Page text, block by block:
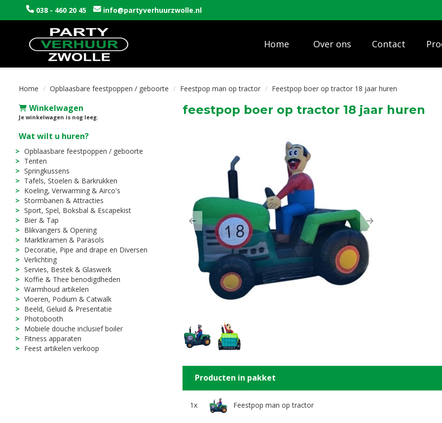
038 - 460 20 45 info@partyverhuurzwolle.nl
Home Over ons Contact
Home Opblaasbare feestpoppen / geboorte Feestpop man op tractor Feestpop boer op tractor 18 jaar huren
Winkelwagen
Je winkelwagen is nog leeg.
Wat wilt u huren?
Opblaasbare feestpoppen / geboorte
Tenten
Springkussens
Tafels, Stoelen & Barkrukken
Koeling, Verwarming & Airco's
Stormbanen & Attracties
Sport, Spel, Boksbal & Escapekist
Bier & Tap
Blikvangers & Opening
Marktkramen & Parasols
Decoratie, Pipe and drape en Diversen
Verlichting
Servies, Bestek & Glaswerk
Koffie & Thee benodigdheden
Warmhoud artikelen
Vloeren, Podium & Catwalk
Beeld, Geluid & Presentatie
Photobooth
Mobiele douche inclusief boiler
Fitness apparaten
Feest artikelen verkoop
feestpop boer op tractor 18 jaar huren
Previous Next
Producten in pakket
1x Feestpop man op tractor